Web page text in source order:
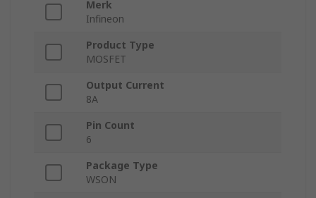
Merk
Infineon
Product Type
MOSFET
Output Current
8A
Pin Count
6
Package Type
WSON